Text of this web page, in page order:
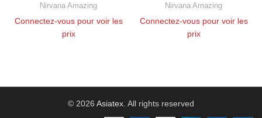
Nirvana Amazing
Connectez-vous pour voir les
prix
Nirvana Amazing
Connectez-vous pour voir les
prix
© 2026 Asiatex . All rights reserved